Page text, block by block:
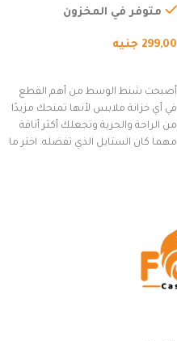
السفر، الجري العادي، المشي
(رمادي)
متوفر في المخزون
299,00 جنيه
أصبحت شنط الوسط من أهم القطع
في أي خزانة ملابس لأنها تمنحك مزيدًا
من الراحة والحرية وتجعلك أكثر أناقة
مهما كان الستايل الذي تفضله. اختر ما